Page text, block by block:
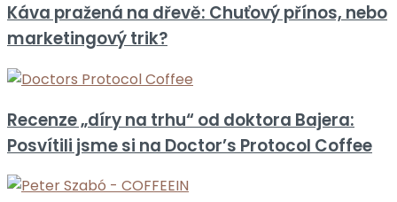
Káva pražená na dřevě: Chuťový přínos, nebo
marketingový trik?
Recenze „díry na trhu“ od doktora Bajera:
Posvítili jsme si na Doctor’s Protocol Coffee